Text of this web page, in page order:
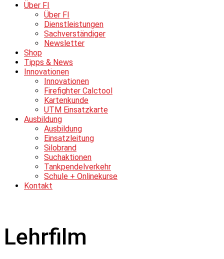
Über FI
Über FI
Dienstleistungen
Sachverständiger
Newsletter
Shop
Tipps & News
Innovationen
Innovationen
Firefighter Calctool
Kartenkunde
UTM Einsatzkarte
Ausbildung
Ausbildung
Einsatzleitung
Silobrand
Suchaktionen
Tankpendelverkehr
Schule + Onlinekurse
Kontakt
Lehrfilm